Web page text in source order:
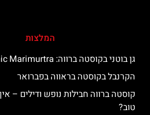
המלצות
גן בוטני בקוסטה ברווה: ‪‪Jardí Botànic Marimurtra‬‬
הקרנבל בקוסטה בראווה בפברואר
קוסטה ברווה חבילות נופש ודילים –
טוב?